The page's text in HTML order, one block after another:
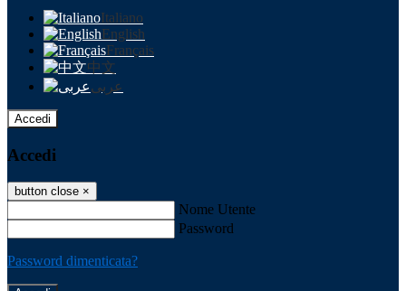
Italiano
English
Français
中文
عربى
Accedi
Accedi
button close ×
Nome Utente
Password
Password dimenticata?